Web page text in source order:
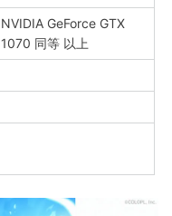
NVIDIA GeForce GTX
1070 同等 以上